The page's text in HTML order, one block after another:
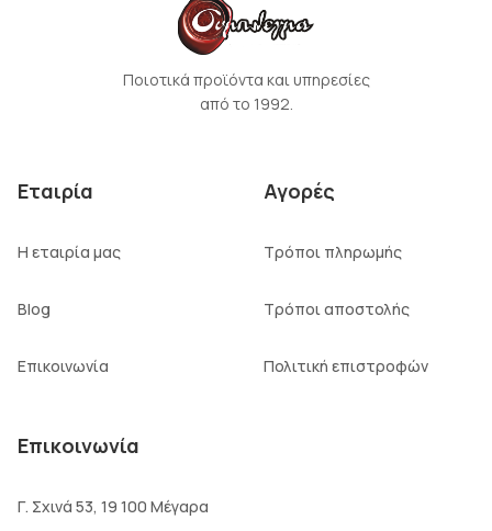
Ποιοτικά προϊόντα και υπηρεσίες
από το 1992.
Εταιρία
Η εταιρία μας
Blog
Επικοινωνία
Αγορές
Τρόποι πληρωμής
Τρόποι αποστολής
Πολιτική επιστροφών
Επικοινωνία
Γ. Σχινά 53, 19 100 Μέγαρα